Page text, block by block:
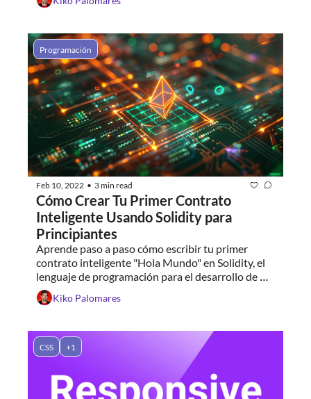
Programación
Feb 10, 2022 • 3 min read
Cómo Crear Tu Primer Contrato
Inteligente Usando Solidity para
Principiantes
Aprende paso a paso cómo escribir tu primer
contrato inteligente "Hola Mundo" en Solidity, el
lenguaje de programación para el desarrollo de
blockchain en Ethereum.
Kiko Palomares
CSS +1